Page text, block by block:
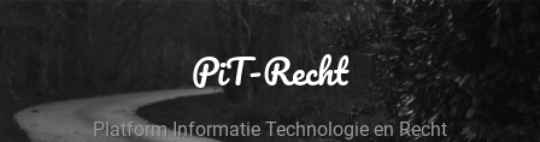
PiT-Recht
Platform Informatie Technologie en Recht